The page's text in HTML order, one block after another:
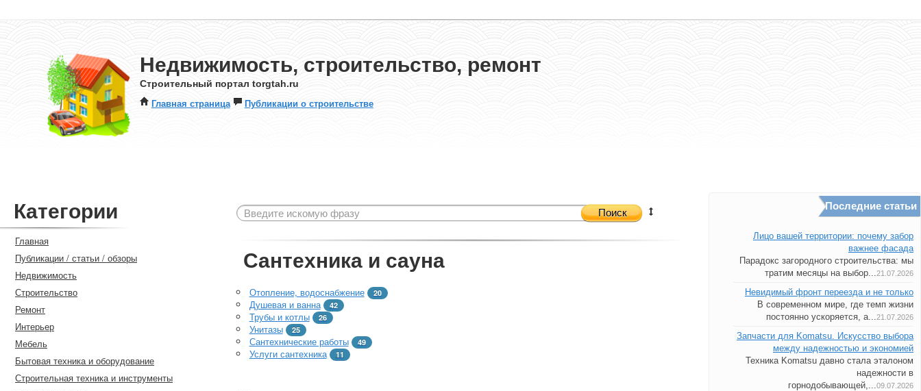
Недвижимость, строительство, ремонт
Строительный портал torgtah.ru
Главная страница Публикации о строительстве
Категории
Главная
Публикации / статьи / обзоры
Недвижимость
Строительство
Ремонт
Интерьер
Мебель
Бытовая техника и оборудование
Строительная техника и инструменты
Поиск
Сантехника и сауна
Отопление, водоснабжение 20
Душевая и ванна 42
Трубы и котлы 26
Унитазы 25
Сантехнические работы 49
Услуги сантехника 11
Последние статьи
Лицо вашей территории: почему забор
важнее фасада
Парадокс загородного строительства: мы
тратим месяцы на выбор...21.07.2026
Невидимый фронт переезда и не только
В современном мире, где темп жизни
постоянно ускоряется, а...21.07.2026
Запчасти для Komatsu. Искусство выбора
между надежностью и экономией
Техника Komatsu давно стала эталоном
надежности в
горнодобывающей,...09.07.2026